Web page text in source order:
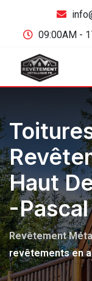
09:00AM -
Haut
-
Revêtement
revêtements en